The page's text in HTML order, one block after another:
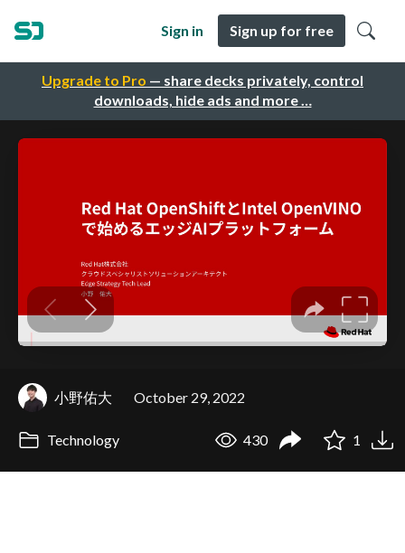
Upgrade to Pro — share decks privately, control
downloads, hide ads and more …
Sign in Sign up for free
小野佑大 October 29, 2022
Technology 430 1